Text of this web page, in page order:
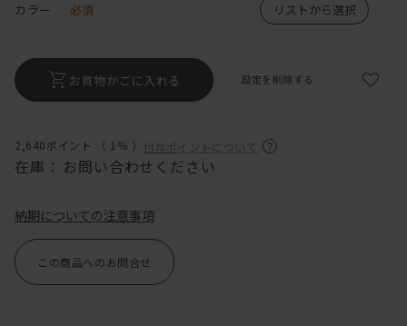
2,640ポイント （ 1％ ） 付与ポイントについて
在庫： お問い合わせください
カラー 必須 リストから選択
お買物かごに入れる 設定を削除する
納期についての注意事項
この商品へのお問合せ